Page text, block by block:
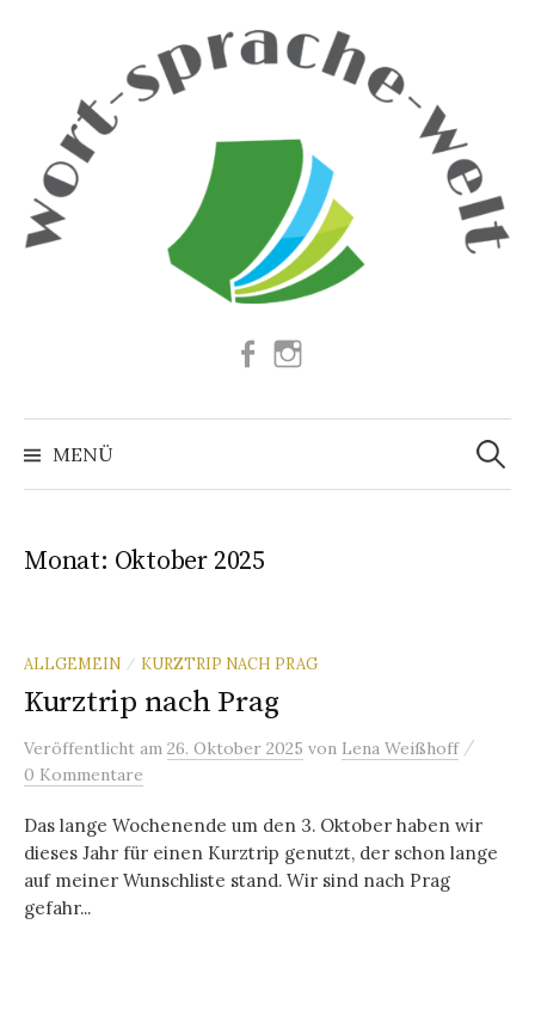
Facebook
MENÜ
Suchen
nach:
Monat: Oktober 2025
ALLGEMEIN / KURZTRIP NACH PRAG
Kurztrip nach Prag
Veröffentlicht am 26. Oktober 2025 von Lena Weißhoff /
0 Kommentare
Das lange Wochenende um den 3. Oktober haben wir
dieses Jahr für einen Kurztrip genutzt, der schon lange
auf meiner Wunschliste stand. Wir sind nach Prag
gefahr...